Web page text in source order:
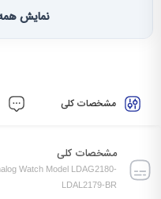
نمایش
مشخصات کلی
مشخصات کلی
Watch Model LDAG2180-
LDAL2179-BR